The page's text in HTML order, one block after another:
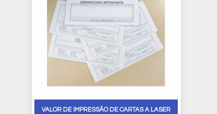
VALOR DE IMPRESSÃO DE CARTAS A LASER